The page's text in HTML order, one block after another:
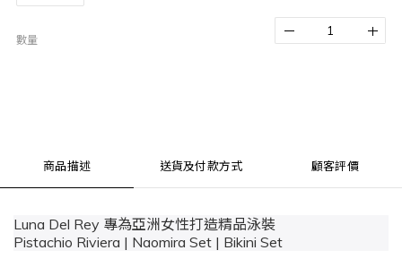
數量
商品描述 送貨及付款方式 顧客評價
Luna Del Rey 專為亞洲女性打造精品泳裝
Pistachio Riviera | Naomira Set | Bikini Set